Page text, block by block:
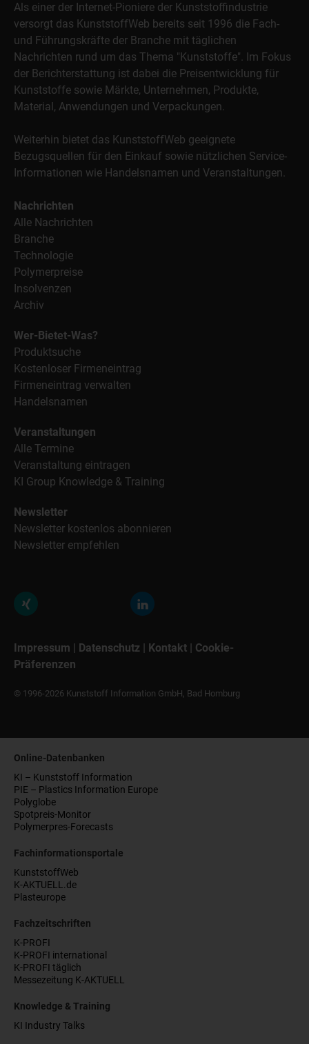
Als einer der Internet-Pioniere der Kunststoffindustrie
versorgt das KunststoffWeb bereits seit 1996 die Fach-
und Führungskräfte der Branche mit täglichen
Nachrichten rund um das Thema "Kunststoffe". Im Fokus
der Berichterstattung ist dabei die Preisentwicklung für
Kunststoffe sowie Märkte, Unternehmen, Produkte,
Material, Anwendungen und Verpackungen.
Weiterhin bietet das KunststoffWeb geeignete
Bezugsquellen für den Einkauf sowie nützlichen Service-
Informationen wie Handelsnamen und Veranstaltungen.
Nachrichten
Alle Nachrichten
Branche
Technologie
Polymerpreise
Insolvenzen
Archiv
Wer-Bietet-Was?
Produktsuche
Kostenloser Firmeneintrag
Firmeneintrag verwalten
Handelsnamen
Veranstaltungen
Alle Termine
Veranstaltung eintragen
KI Group Knowledge & Training
Newsletter
Newsletter kostenlos abonnieren
Newsletter empfehlen
Impressum | Datenschutz | Kontakt | Cookie-
Präferenzen
© 1996-2026 Kunststoff Information GmbH, Bad Homburg
Online-Datenbanken
KI – Kunststoff Information
PIE – Plastics Information Europe
Polyglobe
Spotpreis-Monitor
Polymerpres-Forecasts
Fachinformationsportale
KunststoffWeb
K-AKTUELL.de
Plasteurope
Fachzeitschriften
K-PROFI
K-PROFI international
K-PROFI täglich
Messezeitung K-AKTUELL
Knowledge & Training
KI Industry Talks